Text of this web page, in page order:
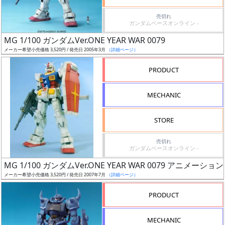
グ
レ
ル
売切れ
ガンダムベースオンライン -
MG 1/100 ガンダムVer.ONE YEAR WAR 0079
メーカー希望小売価格 3,520円 / 発売日 2005年3月 （詳細ページ）
PRODUCT
MECHANIC
STORE
売切れ
ガンダムベースオンライン -
MG 1/100 ガンダムVer.ONE YEAR WAR 0079 アニメーショ
メーカー希望小売価格 3,520円 / 発売日 2007年7月 （詳細ページ）
PRODUCT
MECHANIC